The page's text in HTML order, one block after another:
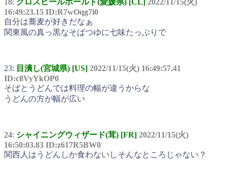
18: クロスヒールホールド(愛媛県) [CL] 2022/11/15(火)
16:49:23.15 ID:R7wOqg7i0
自分は蕎麦が好きだなぁ
関東風の真っ黒なそばつゆに七味たっぷりで
23: 目潰し(宮城県) [US] 2022/11/15(火) 16:49:57.41
ID:c8VyYkOP0
そばとうどんでは料理の幅が違うからな
うどんの方が幅が広い
24: シャイニングウィザード(茸) [FR] 2022/11/15(火)
16:50:03.83 ID:z617R5BW0
関西人はうどんしか食わないしそんなところじゃない？